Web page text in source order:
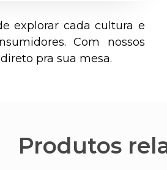
explorar cada cultura e
Com nossos
pra sua mesa.
Produtos